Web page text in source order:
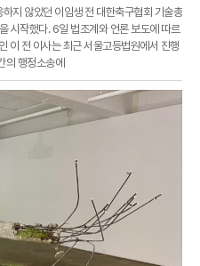
지 않았던 이임생 전 대한축구협회 기술총
시작했다. 6일 법조계와 언론 보도에 따르
이 전 이사는 최근 서울고등법원에서 진행
의 행정소송에